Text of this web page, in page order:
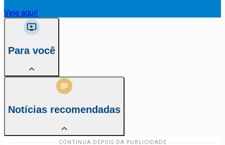
Veja aqui!
Para você
Notícias recomendadas